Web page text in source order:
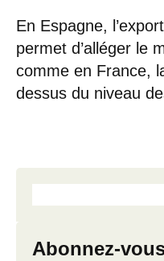
En Espagne,
permet d’alléger le
comme en France,
dessus du niveau
Abonnez-